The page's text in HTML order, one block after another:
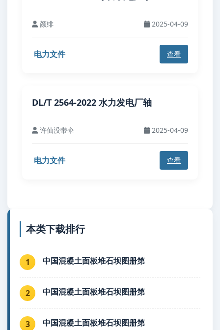
颜绯 2025-04-09
电力文件 查看
DL/T 2564-2022 水力发电厂轴
许仙没带伞 2025-04-09
电力文件 查看
本类下载排行
1 中国混凝土面板堆石坝图册第
2 中国混凝土面板堆石坝图册第
3 中国混凝土面板堆石坝图册第